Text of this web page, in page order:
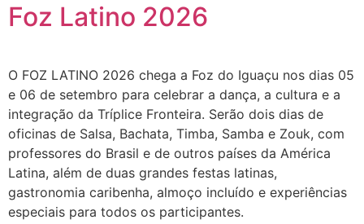
Foz Latino 2026
O FOZ LATINO 2026 chega a Foz do Iguaçu nos dias 05
e 06 de setembro para celebrar a dança, a cultura e a
integração da Tríplice Fronteira. Serão dois dias de
oficinas de Salsa, Bachata, Timba, Samba e Zouk, com
professores do Brasil e de outros países da América
Latina, além de duas grandes festas latinas,
gastronomia caribenha, almoço incluído e experiências
especiais para todos os participantes.